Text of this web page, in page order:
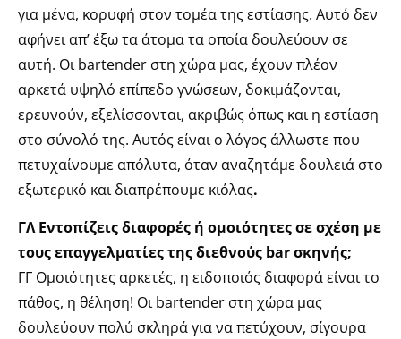
για μένα, κορυφή στον τομέα της εστίασης. Αυτό δεν
αφήνει απ’ έξω τα άτομα τα οποία δουλεύουν σε
αυτή. Οι bartender στη χώρα μας, έχουν πλέον
αρκετά υψηλό επίπεδο γνώσεων, δοκιμάζονται,
ερευνούν, εξελίσσονται, ακριβώς όπως και η εστίαση
στο σύνολό της. Αυτός είναι ο λόγος άλλωστε που
πετυχαίνουμε απόλυτα, όταν αναζητάμε δουλειά στο
εξωτερικό και διαπρέπουμε κιόλας.
ΓΛ Εντοπίζεις διαφορές ή ομοιότητες σε σχέση με
τους επαγγελματίες της διεθνούς bar σκηνής;
ΓΓ Ομοιότητες αρκετές, η ειδοποιός διαφορά είναι το
πάθος, η θέληση! Οι bartender στη χώρα μας
δουλεύουν πολύ σκληρά για να πετύχουν, σίγουρα